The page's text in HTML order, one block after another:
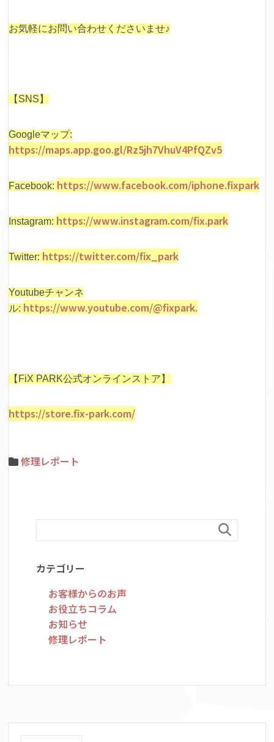
お気軽にお問い合わせくださいませ♪
【SNS】
Googleマップ:
https://maps.app.goo.gl/Rz5jh7VhuV4PfQZv5
Facebook: https://www.facebook.com/iphone.fixpark
Instagram: https://www.instagram.com/fix.park
Twitter: https://twitter.com/fix_park
Youtubeチャンネ
ル: https://www.youtube.com/@fixpark.
【FiX PARK公式オンラインストア】
https://store.fix-park.com/
修理レポート

カテゴリー
お客様からのお声
お役立ちコラム
お知らせ
修理レポート